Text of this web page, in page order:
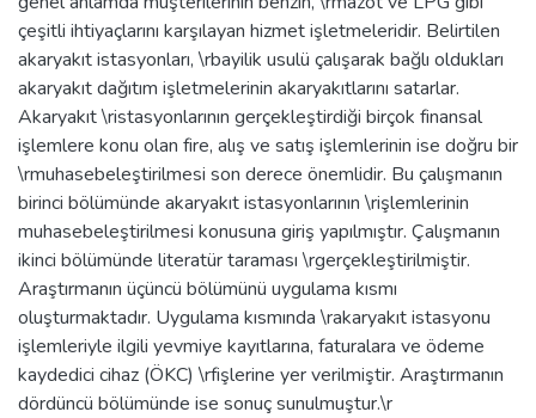
çeşitli ihtiyaçlarını karşılayan hizmet işletmeleridir. Belirtilen
akaryakıt istasyonları, \rbayilik usulü çalışarak bağlı oldukları
akaryakıt dağıtım işletmelerinin akaryakıtlarını satarlar.
Akaryakıt \ristasyonlarının gerçekleştirdiği birçok finansal
işlemlere konu olan fire, alış ve satış işlemlerinin ise doğru bir
\rmuhasebeleştirilmesi son derece önemlidir. Bu çalışmanın
birinci bölümünde akaryakıt istasyonlarının \rişlemlerinin
muhasebeleştirilmesi konusuna giriş yapılmıştır. Çalışmanın
ikinci bölümünde literatür taraması \rgerçekleştirilmiştir.
Araştırmanın üçüncü bölümünü uygulama kısmı
oluşturmaktadır. Uygulama kısmında \rakaryakıt istasyonu
işlemleriyle ilgili yevmiye kayıtlarına, faturalara ve ödeme
kaydedici cihaz (ÖKC) \rfişlerine yer verilmiştir. Araştırmanın
dördüncü bölümünde ise sonuç sunulmuştur.\r